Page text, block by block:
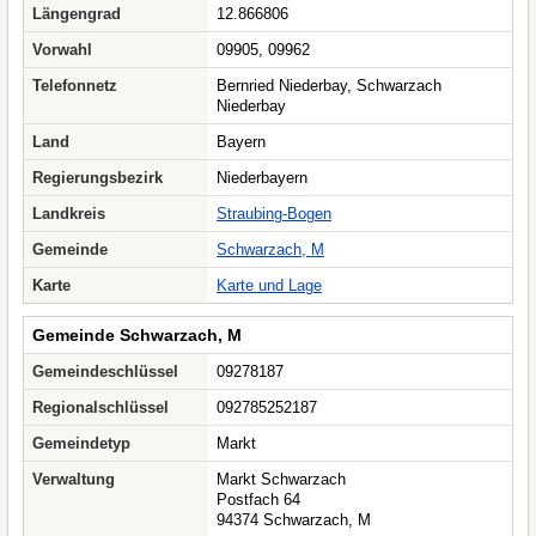
Längengrad
12.866806
Vorwahl
09905, 09962
Telefonnetz
Bernried Niederbay, Schwarzach
Niederbay
Land
Bayern
Regierungsbezirk
Niederbayern
Landkreis
Straubing-Bogen
Gemeinde
Schwarzach, M
Karte
Karte und Lage
Gemeinde Schwarzach, M
Gemeindeschlüssel
09278187
Regionalschlüssel
092785252187
Gemeindetyp
Markt
Verwaltung
Markt Schwarzach
Postfach 64
94374 Schwarzach, M